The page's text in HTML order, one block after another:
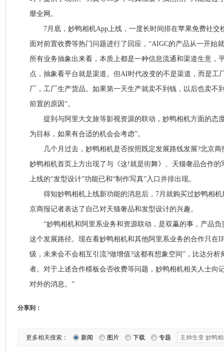
靡全网。
7月底，妙鸭相机App上线，一度长时间排在苹果免费社交
面对前置收费等热门问题进行了回应，“AIGC的产品从一开始
所有业务抽象出来看，本质上都是一种信息流通和渠道生意，
点，抽象看平台就是渠道。但AI时代改变的不是渠道，而是工
厂，工厂生产货品。如果第一天生产就卖不到钱，以后也卖不
前置的原因”。
提到与阿里大文旅等影视资源的联动，妙鸭相机方面的态
为目标，如果有合适的机会会考虑”。
几个月过去，妙鸭相机是否按照既定发展路线发展?北京商
妙鸭相机首页上方出现了与《这!就是街舞》、天猫奢品合作的
上线的“发型设计”功能已和“制作写真”入口并排出现。
得知妙鸭相机上线新功能的消息后，7月就购买过妙鸭相机
京商报记者表达了自己对天猫奢品和发型设计的兴趣。
“妙鸭相机和阿里系业务和资源联动，是双赢的事，产品负
这个发展路径。现在看妙鸭相机和其他阿里系业务的合作只在
级，未来会不会相互引流?做增值?这都有想象空间”，比达分
者。对于上述合作模板会否收费等问题，妙鸭相机相关人士向
对外的消息。”
分享到：
更多相关搜索： 新闻 图片 下载 专题